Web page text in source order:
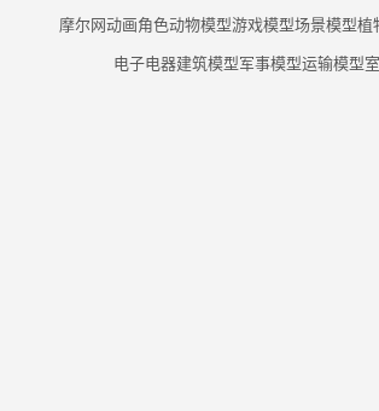
摩尔网动画角色动物模型游戏模型场景模型植
电子电器建筑模型军事模型运输模型